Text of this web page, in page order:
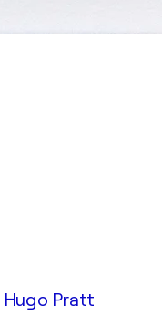
Hugo Pratt